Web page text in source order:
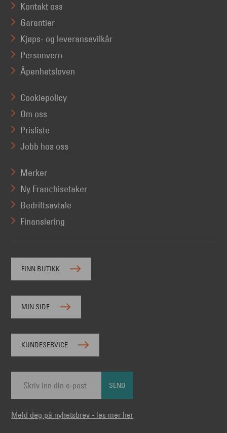
Kontakt oss
Garantier
Kjøps- og leveransevilkår
Personvern
Åpenhetsloven
Cookiepolicy
Om oss
Prisliste
Jobb hos oss
Merker
Ny Franchisetaker
Bedriftsavtale
Finansiering
FINN BUTIKK
MIN SIDE
KUNDESERVICE
SEND
Meld deg på nyhetsbrev - les mer her